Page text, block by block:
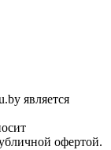
является
офертой.